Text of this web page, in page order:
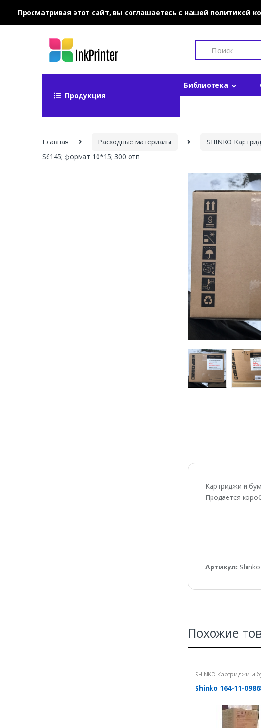
Skip to navigation
Skip to content
S
a
h
f
:
Продукция
Библиотека
Главная Расходные материалы SHINKO
S6145; формат 10*15; 300 отп
Картриджи и
Продается
Артикул:
Похожие
SHINKO Картриджи и
для принтеров
Shinko 164-11-
Просматривая этот сайт, вы соглашаетесь с нашей политикой